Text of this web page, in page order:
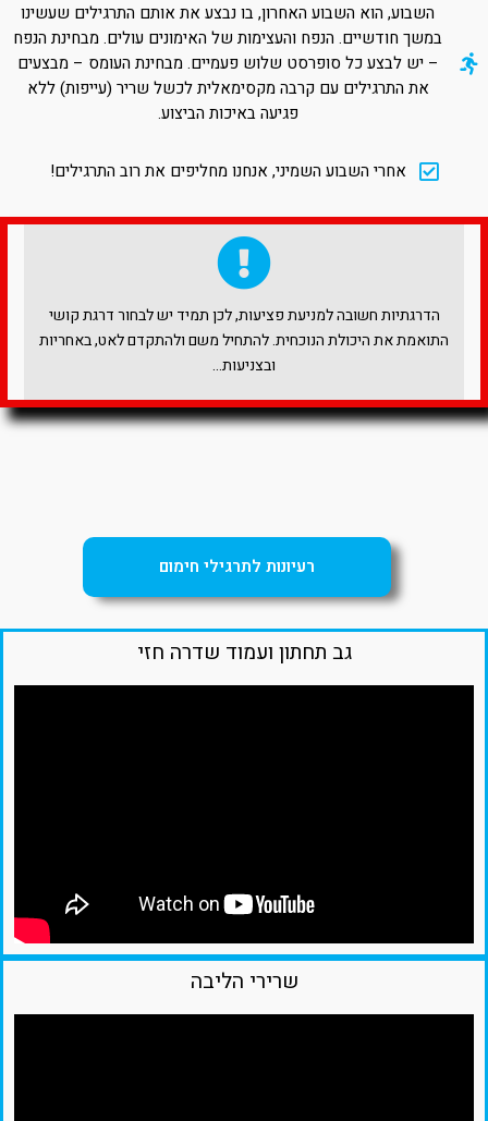
השבוע, הוא השבוע האחרון, בו נבצע את אותם התרגילים שעשינו
במשך חודשיים. הנפח והעצימות של האימונים עולים. מבחינת הנפח
– יש לבצע כל סופרסט שלוש פעמיים. מבחינת העומס – מבצעים
את התרגילים עם קרבה מקסימאלית לכשל שריר (עייפות) ללא
פגיעה באיכות הביצוע.
אחרי השבוע השמיני, אנחנו מחליפים את רוב התרגילים!
הדרגתיות חשובה למניעת פציעות, לכן תמיד יש לבחור דרגת קושי
התואמת את היכולת הנוכחית. להתחיל משם ולהתקדם לאט, באחריות
ובצניעות…
רעיונות לתרגילי חימום
גב תחתון ועמוד שדרה חזי
שרירי הליבה